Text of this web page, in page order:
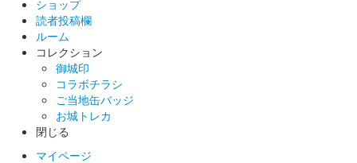
姫路城 御城印
配布終了
JR西日本のまるっとひょうご夏の体験デジタルパスで姫路城に
入城した方限定で、姫路城とJR西日本がコラボした特別御城印
をプレゼント。
ショップ
読者投稿欄
ルーム
コレクション
御城印
コラボチラシ
ご当地缶バッジ
お城トレカ
閉じる
マイページ